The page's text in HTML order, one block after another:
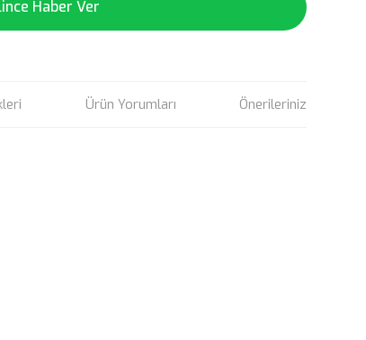
Haber Ver
Ürün Yorumları Önerileriniz